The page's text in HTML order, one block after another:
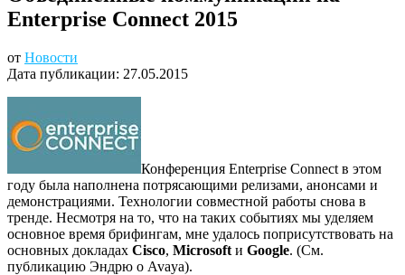
Enterprise Connect 2015
от Новости
Дата публикации: 27.05.2015
Конференция Enterprise Connect в этом
году была наполнена потрясающими релизами, анонсами и
демонстрациями. Технологии совместной работы снова в
тренде. Несмотря на то, что на таких событиях мы уделяем
основное время брифингам, мне удалось поприсутствовать на
основных докладах Cisco, Microsoft и Google. (См.
публикацию Эндрю о Avaya).